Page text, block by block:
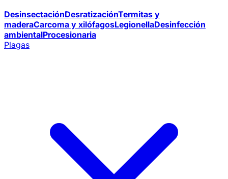
DesinsectaciónDesratizaciónTermitas y
maderaCarcoma y xilófagosLegionellaDesinfección
ambientalProcesionaria
Plagas